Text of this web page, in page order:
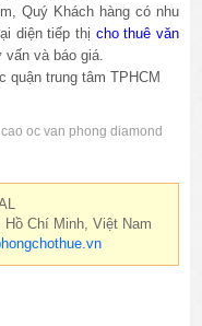
Quý Khách hàng có nhu
diện tiếp thị cho thuê văn
và báo giá.
quận trung tâm TPHCM
cao oc van phong diamond
Chí Minh, Việt Nam